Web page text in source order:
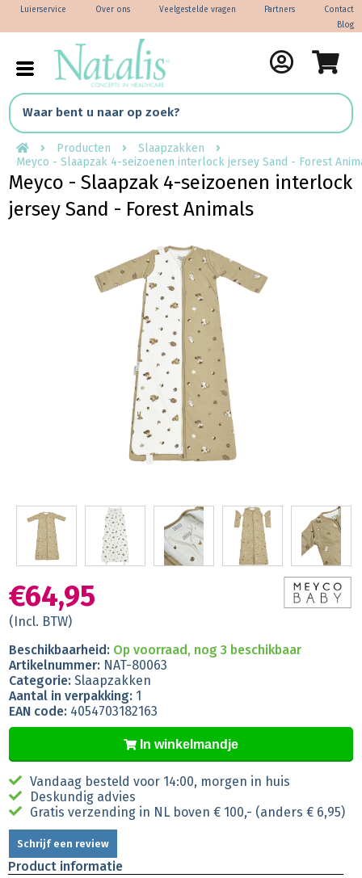
Contact
Partners
Veelgestelde vragen
Over ons
Luierservice
Blog
Producten
Slaapzakken
Meyco - Slaapzak 4-seizoenen interlock jersey Sand - Forest
Meyco - Slaapzak 4-seizoenen interlock
jersey Sand - Forest Animals
€64,95
(Incl. BTW)
Beschikbaarheid: Op voorraad, nog 3 beschikbaar
Artikelnummer: NAT-80063
Categorie: Slaapzakken
Aantal in verpakking: 1
EAN code: 4054703182163
In winkelmandje
Vandaag besteld voor 14:00, morgen in huis
Deskundig advies
Gratis verzending in NL boven € 100,- (anders € 6,95)
Schrijf een review
Product informatie